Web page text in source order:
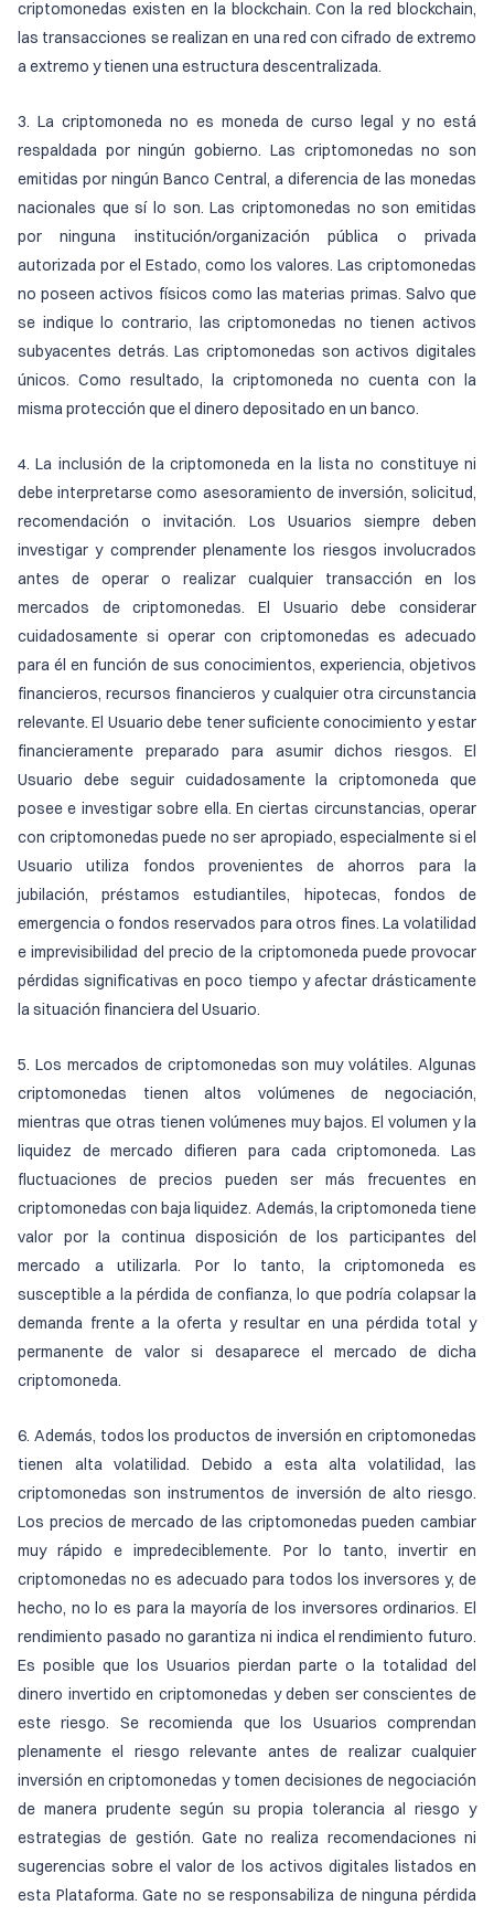
criptomonedas existen en la blockchain. Con la red blockchain,
las transacciones se realizan en una red con cifrado de extremo
a extremo y tienen una estructura descentralizada.
3. La criptomoneda no es moneda de curso legal y no está
respaldada por ningún gobierno. Las criptomonedas no son
emitidas por ningún Banco Central, a diferencia de las monedas
nacionales que sí lo son. Las criptomonedas no son emitidas
por ninguna institución/organización pública o privada
autorizada por el Estado, como los valores. Las criptomonedas
no poseen activos físicos como las materias primas. Salvo que
se indique lo contrario, las criptomonedas no tienen activos
subyacentes detrás. Las criptomonedas son activos digitales
únicos. Como resultado, la criptomoneda no cuenta con la
misma protección que el dinero depositado en un banco.
4. La inclusión de la criptomoneda en la lista no constituye ni
debe interpretarse como asesoramiento de inversión, solicitud,
recomendación o invitación. Los Usuarios siempre deben
investigar y comprender plenamente los riesgos involucrados
antes de operar o realizar cualquier transacción en los
mercados de criptomonedas. El Usuario debe considerar
cuidadosamente si operar con criptomonedas es adecuado
para él en función de sus conocimientos, experiencia, objetivos
financieros, recursos financieros y cualquier otra circunstancia
relevante. El Usuario debe tener suficiente conocimiento y estar
financieramente preparado para asumir dichos riesgos. El
Usuario debe seguir cuidadosamente la criptomoneda que
posee e investigar sobre ella. En ciertas circunstancias, operar
con criptomonedas puede no ser apropiado, especialmente si el
Usuario utiliza fondos provenientes de ahorros para la
jubilación, préstamos estudiantiles, hipotecas, fondos de
emergencia o fondos reservados para otros fines. La volatilidad
e imprevisibilidad del precio de la criptomoneda puede provocar
pérdidas significativas en poco tiempo y afectar drásticamente
la situación financiera del Usuario.
5. Los mercados de criptomonedas son muy volátiles. Algunas
criptomonedas tienen altos volúmenes de negociación,
mientras que otras tienen volúmenes muy bajos. El volumen y la
liquidez de mercado difieren para cada criptomoneda. Las
fluctuaciones de precios pueden ser más frecuentes en
criptomonedas con baja liquidez. Además, la criptomoneda tiene
valor por la continua disposición de los participantes del
mercado a utilizarla. Por lo tanto, la criptomoneda es
susceptible a la pérdida de confianza, lo que podría colapsar la
demanda frente a la oferta y resultar en una pérdida total y
permanente de valor si desaparece el mercado de dicha
criptomoneda.
6. Además, todos los productos de inversión en criptomonedas
tienen alta volatilidad. Debido a esta alta volatilidad, las
criptomonedas son instrumentos de inversión de alto riesgo.
Los precios de mercado de las criptomonedas pueden cambiar
muy rápido e impredeciblemente. Por lo tanto, invertir en
criptomonedas no es adecuado para todos los inversores y, de
hecho, no lo es para la mayoría de los inversores ordinarios. El
rendimiento pasado no garantiza ni indica el rendimiento futuro.
Es posible que los Usuarios pierdan parte o la totalidad del
dinero invertido en criptomonedas y deben ser conscientes de
este riesgo. Se recomienda que los Usuarios comprendan
plenamente el riesgo relevante antes de realizar cualquier
inversión en criptomonedas y tomen decisiones de negociación
de manera prudente según su propia tolerancia al riesgo y
estrategias de gestión. Gate no realiza recomendaciones ni
sugerencias sobre el valor de los activos digitales listados en
esta Plataforma. Gate no se responsabiliza de ninguna pérdida